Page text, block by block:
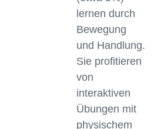
lernen durch
Bewegung
und Handlung.
Sie profitieren
von
interaktiven
Übungen mit
physischem